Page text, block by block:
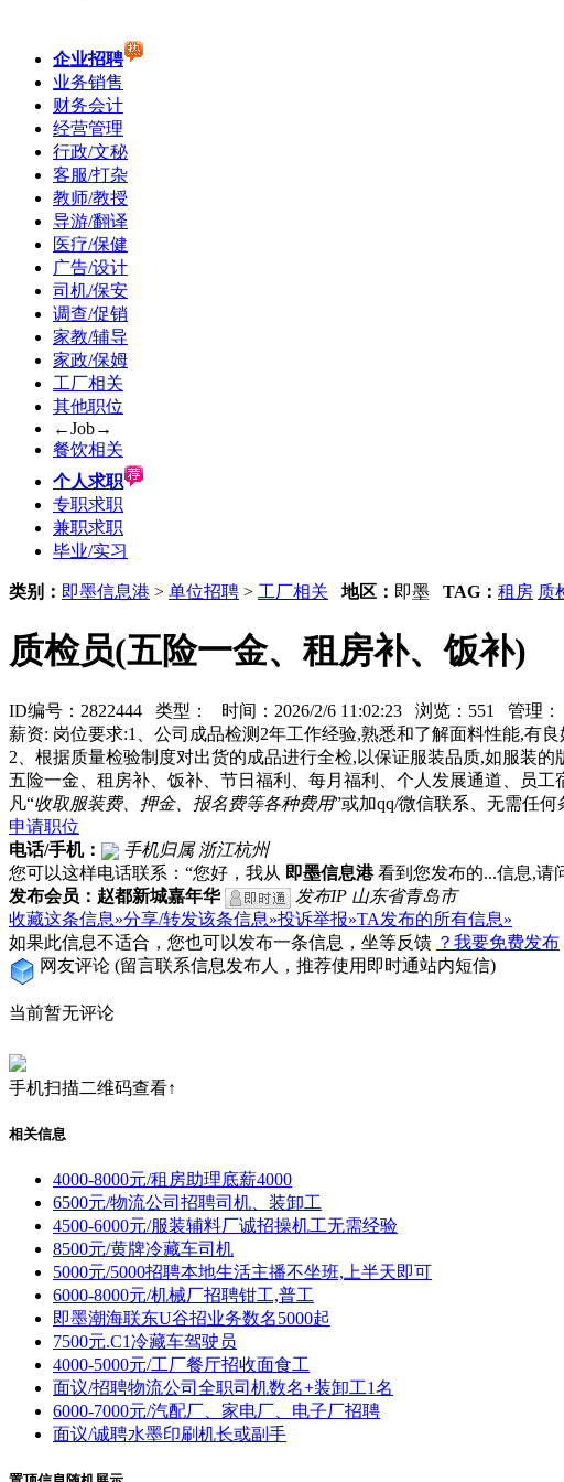
企业招聘
业务销售
财务会计
经营管理
行政/文秘
客服/打杂
教师/教授
导游/翻译
医疗/保健
广告/设计
司机/保安
调查/促销
家教/辅导
家政/保姆
工厂相关
其他职位
←Job→
餐饮相关
个人求职
专职求职
兼职求职
毕业/实习
类别： 即墨信息港 > 单位招聘 > 工厂相关 地区： 即墨 TAG： 租房 质
质检员(五险一金、租房补、饭补)
ID编号：2822444 类型： 时间：2026/2/6 11:02:23 浏览：551 管理：
薪资: 岗位要求:1、公司成品检测2年工作经验,熟悉和了解面料性能,有
2、根据质量检验制度对出货的成品进行全检,以保证服装品质,如服装
五险一金、租房补、饭补、节日福利、每月福利、个人发展通道、员工
凡“收取服装费、押金、报名费等各种费用”或加qq/微信联系、无需任
申请职位
电话/手机：
手机归属 浙江杭州
您可以这样电话联系：“您好，我从 即墨信息港看到您发布的...信息,请
发布会员：赵都新城嘉年华
发布IP 山东省青岛市
收藏这条信息»分享/转发该条信息»投诉举报»TA发布的所有信息»
如果此信息不适合，您也可以发布一条信息，坐等反馈 ？我要免费发布
网友评论 (留言联系信息发布人，推荐使用即时通站内短信)
当前暂无评论
手机扫描二维码查看↑
相关信息
4000-8000元/租房助理底薪4000
6500元/物流公司招聘司机、装卸工
4500-6000元/服装辅料厂诚招操机工无需经验
8500元/黄牌冷藏车司机
5000元/5000招聘本地生活主播不坐班,上半天即可
6000-8000元/机械厂招聘钳工,普工
即墨潮海联东U谷招业务数名5000起
7500元.C1冷藏车驾驶员
4000-5000元/工厂餐厅招收面食工
面议/招聘物流公司全职司机数名+装卸工1名
6000-7000元/汽配厂、家电厂、电子厂招聘
面议/诚聘水墨印刷机长或副手